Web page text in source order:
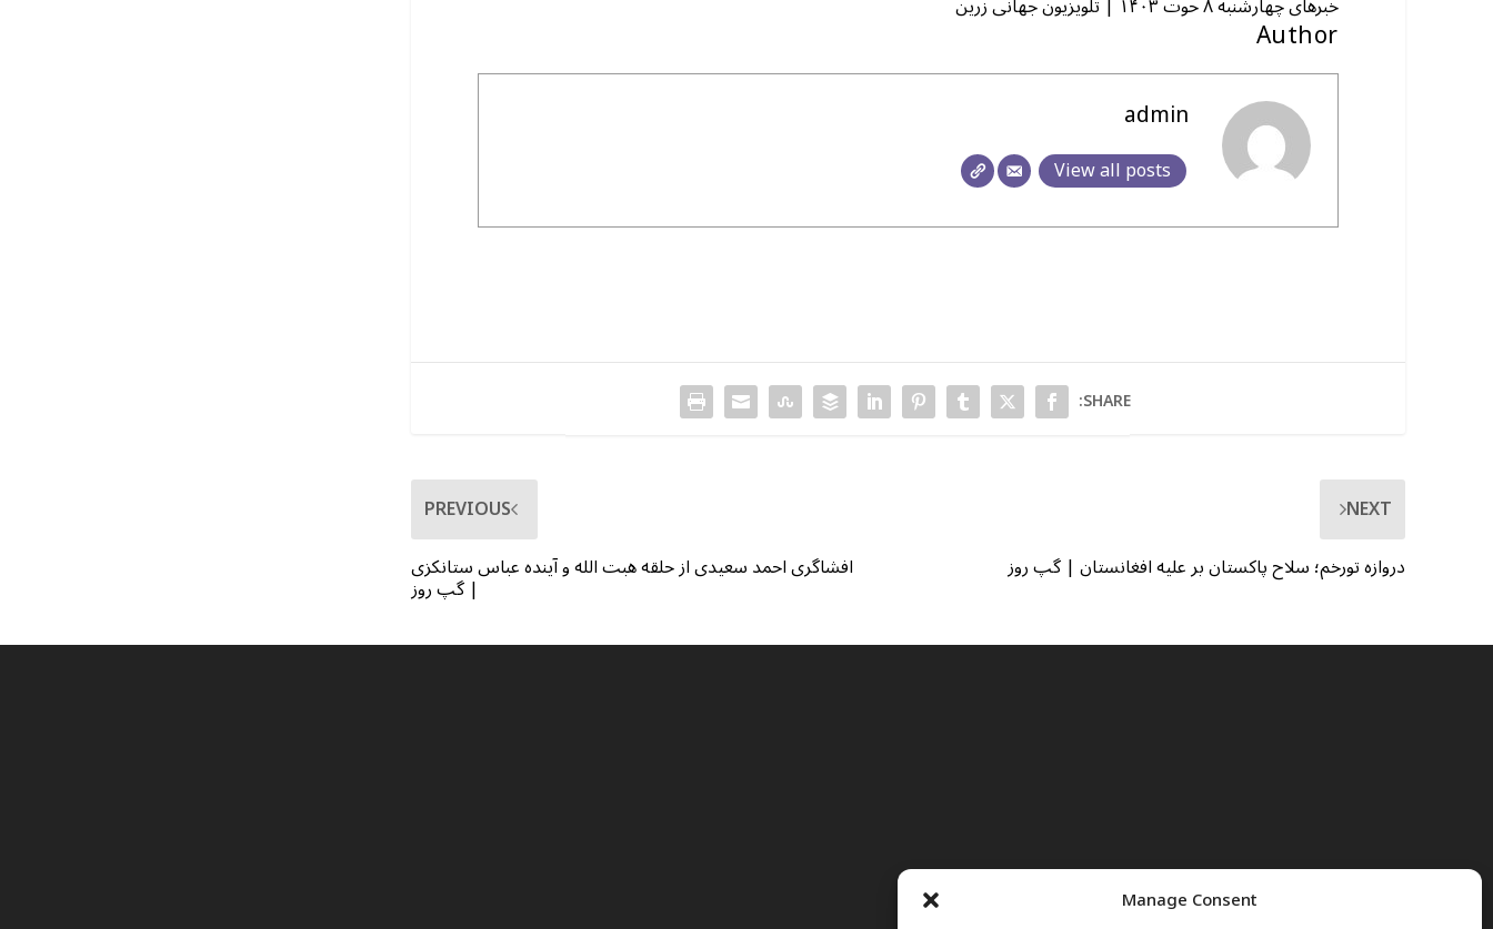
Manage Consent
Author
admin
View all posts
SHARE:
PREVIOUS
افشاگری احمد سعیدی از حلقه هبت الله و آینده عباس ستانکزی
| گپ روز
NEXT
دروازه تورخم؛ سلاح پاکستان بر علیه افغانستان | گپ روز